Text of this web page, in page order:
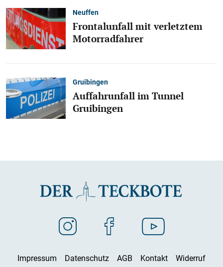
Neuffen
Frontalunfall mit verletztem
Motorradfahrer
Gruibingen
Auffahrunfall im Tunnel
Gruibingen
Impressum Datenschutz AGB Kontakt
Widerruf